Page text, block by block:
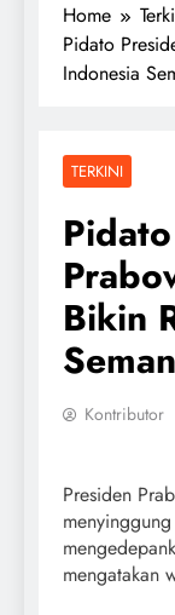
Home
Pidato
Indonesia
TERKINI
Bikin
Kontributor
Presiden
mengatakan